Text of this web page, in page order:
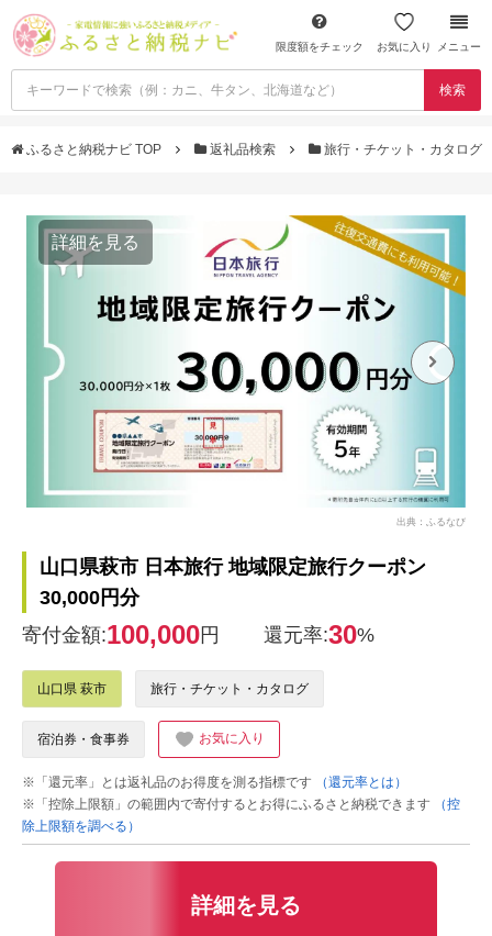
限度額をチェック お気に入り メニュー
検索
ふるさと納税ナビ TOP 返礼品検索 旅行・チケット・カタログ
詳細を見る
出典：ふるなび
山口県萩市 日本旅行 地域限定旅行クーポン
30,000円分
寄付金額:100,000円 還元率:30%
山口県 萩市 旅行・チケット・カタログ
宿泊券・食事券 お気に入り
※「還元率」とは返礼品のお得度を測る指標です
（還元率とは）
※「控除上限額」の範囲内で寄付するとお得にふるさと納税できます
（控
除上限額を調べる）
詳細を見る